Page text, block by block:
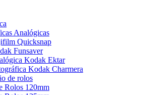
Analógicas
Quicksnap
Funsaver
Kodak Ektar
Kodak Charmera
de rolos
Rolos 120mm